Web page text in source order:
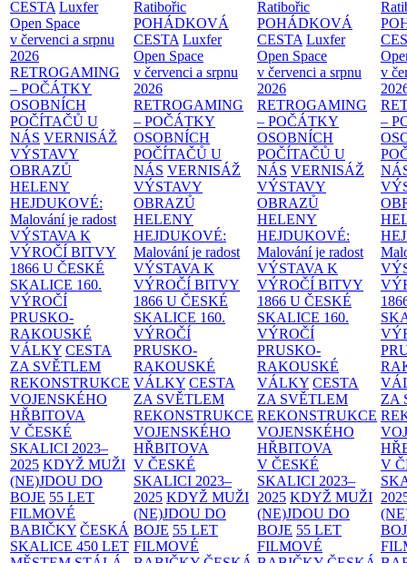
CESTA Luxfer
Open Space
v červenci a srpnu
2026
RETROGAMING
– POČÁTKY
OSOBNÍCH
POČÍTAČŮ U
NÁS VERNISÁŽ
VÝSTAVY
OBRAZŮ
HELENY
HEJDUKOVÉ:
Malování je radost
VÝSTAVA K
VÝROČÍ BITVY
1866 U ČESKÉ
SKALICE 160.
VÝROČÍ
PRUSKO-
RAKOUSKÉ
VÁLKY CESTA
ZA SVĚTLEM
REKONSTRUKCE
VOJENSKÉHO
HŘBITOVA
V ČESKÉ
SKALICI 2023–
2025 KDYŽ MUŽI
(NE)JDOU DO
BOJE 55 LET
FILMOVÉ
BABIČKY ČESKÁ
SKALICE 450 LET
Ratibořic
POHÁDKOVÁ
CESTA Luxfer
Open Space
v červenci a srpnu
2026
RETROGAMING
– POČÁTKY
OSOBNÍCH
POČÍTAČŮ U
NÁS VERNISÁŽ
VÝSTAVY
OBRAZŮ
HELENY
HEJDUKOVÉ:
Malování je radost
VÝSTAVA K
VÝROČÍ BITVY
1866 U ČESKÉ
SKALICE 160.
VÝROČÍ
PRUSKO-
RAKOUSKÉ
VÁLKY CESTA
ZA SVĚTLEM
REKONSTRUKCE
VOJENSKÉHO
HŘBITOVA
V ČESKÉ
SKALICI 2023–
2025 KDYŽ MUŽI
(NE)JDOU DO
BOJE 55 LET
FILMOVÉ
Ratibořic
POHÁDKOVÁ
CESTA Luxfer
Open Space
v červenci a srpnu
2026
RETROGAMING
– POČÁTKY
OSOBNÍCH
POČÍTAČŮ U
NÁS VERNISÁŽ
VÝSTAVY
OBRAZŮ
HELENY
HEJDUKOVÉ:
Malování je radost
VÝSTAVA K
VÝROČÍ BITVY
1866 U ČESKÉ
SKALICE 160.
VÝROČÍ
PRUSKO-
RAKOUSKÉ
VÁLKY CESTA
ZA SVĚTLEM
REKONSTRUKCE
VOJENSKÉHO
HŘBITOVA
V ČESKÉ
SKALICI 2023–
2025 KDYŽ MUŽI
(NE)JDOU DO
BOJE 55 LET
FILMOVÉ
v
–
ZA
V